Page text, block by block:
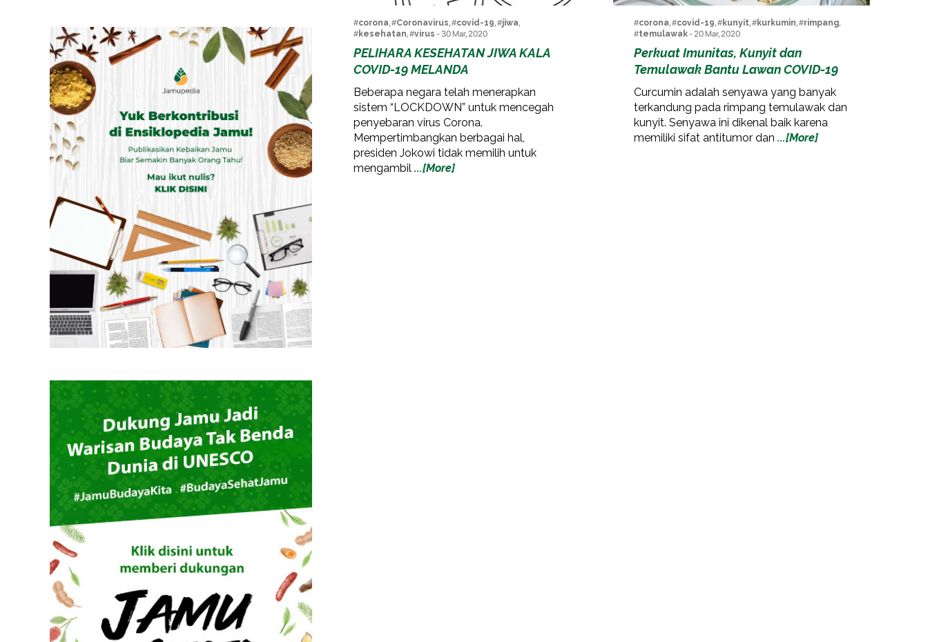
#corona, #Coronavirus, #covid-19, #jiwa,
#kesehatan, #virus - 30 Mar, 2020
PELIHARA KESEHATAN JIWA KALA
COVID-19 MELANDA
Beberapa negara telah menerapkan
sistem “LOCKDOWN” untuk mencegah
penyebaran virus Corona.
Mempertimbangkan berbagai hal,
presiden Jokowi tidak memilih untuk
mengambil ...[More]
#corona, #covid-19, #kunyit, #kurkumin, #rimpang,
#temulawak- 20 Mar, 2020
Perkuat Imunitas, Kunyit dan
Temulawak Bantu Lawan COVID-19
Curcumin adalah senyawa yang banyak
terkandung pada rimpang temulawak dan
kunyit. Senyawa ini dikenal baik karena
memiliki sifat antitumor dan...[More]